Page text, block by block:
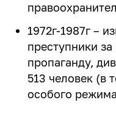
1972г-1987г –
преступники
пропаганду,
513 человек (в
особого